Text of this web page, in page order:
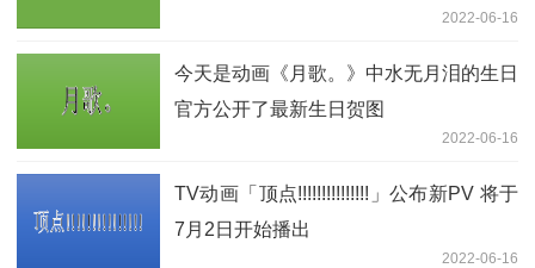
2022-06-16
今天是动画《月歌。》中水无月泪的生日
官方公开了最新生日贺图
2022-06-16
TV动画「顶点!!!!!!!!!!!!!!!」公布新PV 将于
7月2日开始播出
2022-06-16